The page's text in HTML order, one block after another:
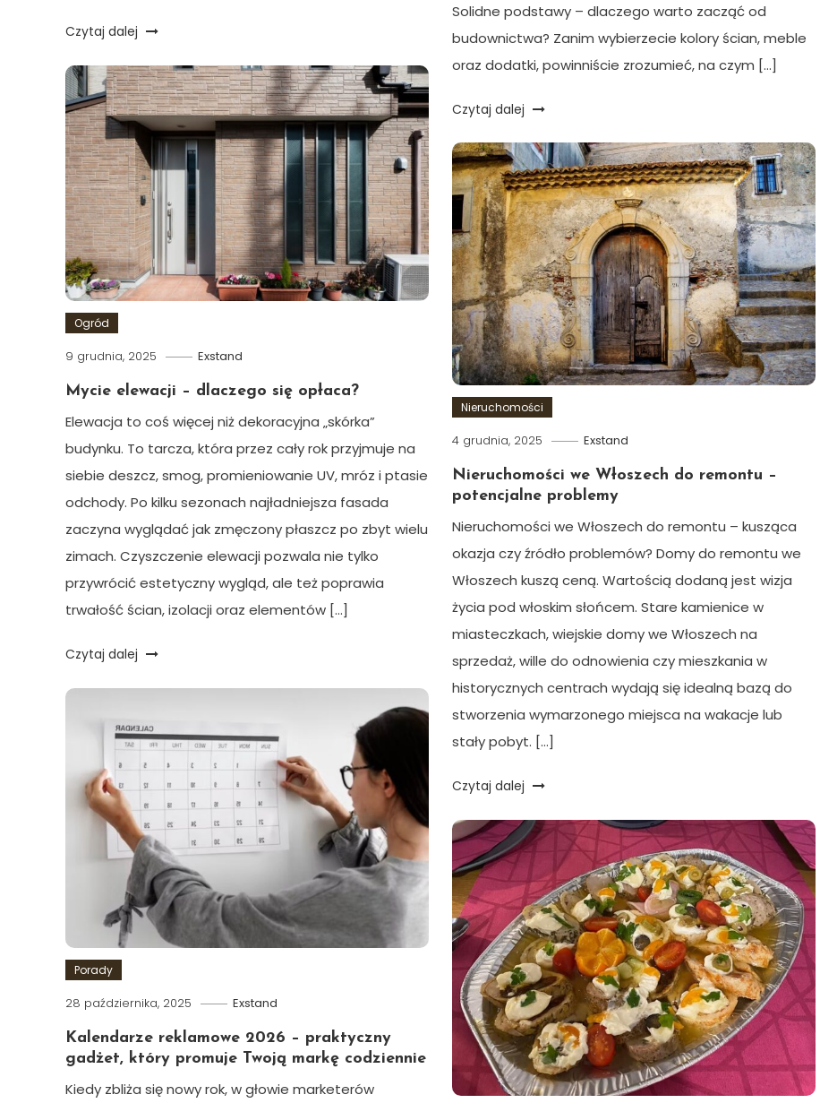
Czytaj dalej
Solidne podstawy – dlaczego warto zacząć od
budownictwa? Zanim wybierzecie kolory ścian, meble
oraz dodatki, powinniście zrozumieć, na czym […]
Czytaj dalej
Ogród
9 grudnia, 2025 Exstand
Mycie elewacji – dlaczego się opłaca?
Elewacja to coś więcej niż dekoracyjna „skórka”
budynku. To tarcza, która przez cały rok przyjmuje na
siebie deszcz, smog, promieniowanie UV, mróz i ptasie
odchody. Po kilku sezonach najładniejsza fasada
zaczyna wyglądać jak zmęczony płaszcz po zbyt wielu
zimach. Czyszczenie elewacji pozwala nie tylko
przywrócić estetyczny wygląd, ale też poprawia
trwałość ścian, izolacji oraz elementów […]
Czytaj dalej
Nieruchomości
4 grudnia, 2025 Exstand
Nieruchomości we Włoszech do remontu –
potencjalne problemy
Nieruchomości we Włoszech do remontu – kusząca
okazja czy źródło problemów? Domy do remontu we
Włoszech kuszą ceną. Wartością dodaną jest wizja
życia pod włoskim słońcem. Stare kamienice w
miasteczkach, wiejskie domy we Włoszech na
sprzedaż, wille do odnowienia czy mieszkania w
historycznych centrach wydają się idealną bazą do
stworzenia wymarzonego miejsca na wakacje lub
stały pobyt. […]
Czytaj dalej
Porady
28 października, 2025 Exstand
Kalendarze reklamowe 2026 – praktyczny
gadżet, który promuje Twoją markę codziennie
Kiedy zbliża się nowy rok, w głowie marketerów